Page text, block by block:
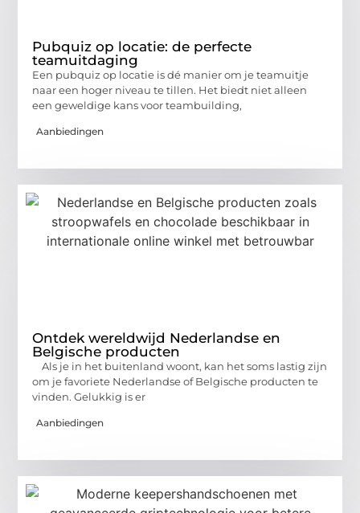
Pubquiz op locatie: de perfecte
teamuitdaging
Een pubquiz op locatie is dé manier om je teamuitje
naar een hoger niveau te tillen. Het biedt niet alleen
een geweldige kans voor teambuilding,
Aanbiedingen
Ontdek wereldwijd Nederlandse en
Belgische producten
Als je in het buitenland woont, kan het soms lastig zijn
om je favoriete Nederlandse of Belgische producten te
vinden. Gelukkig is er
Aanbiedingen